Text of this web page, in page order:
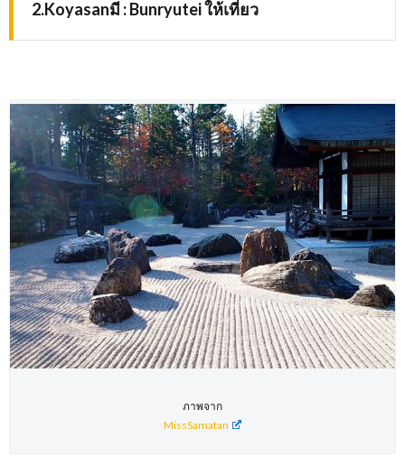
2.Koyasanมี : Bunryutei ให้เที่ยว
ภาพจาก
MissSamatan